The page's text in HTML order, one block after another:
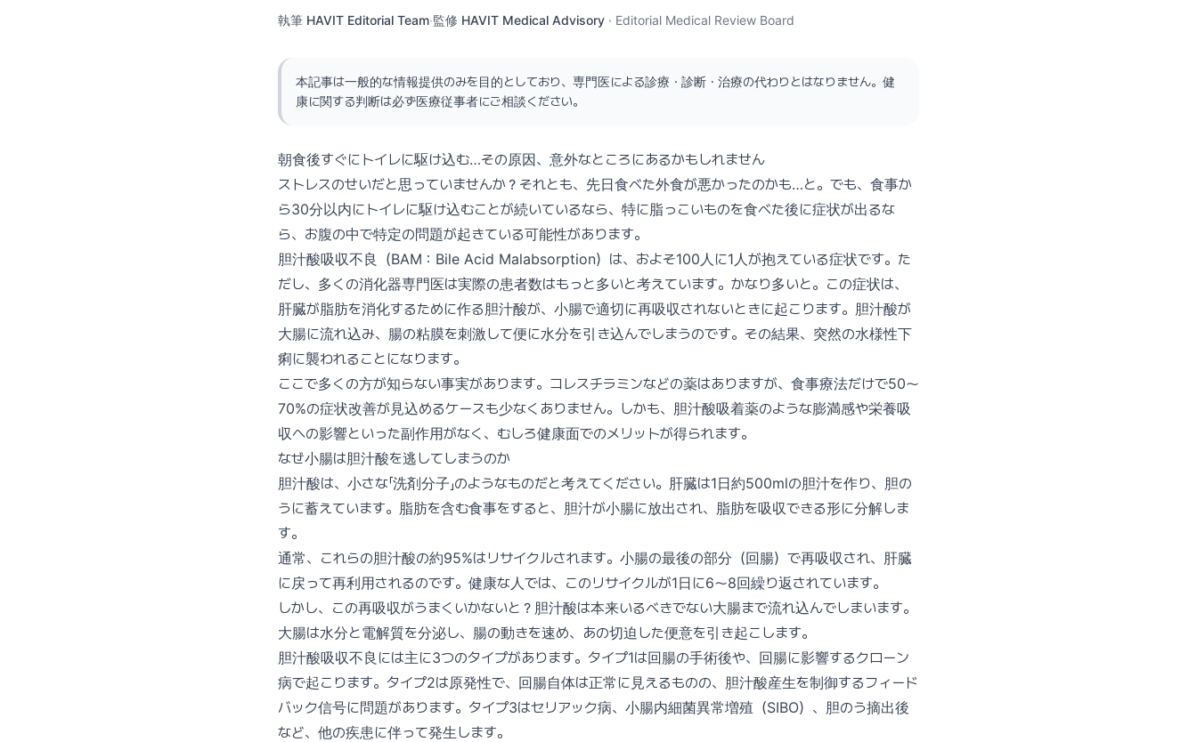
執筆 HAVIT Editorial Team·監修 HAVIT Medical Advisory · Editorial Medical Review Board
本記事は一般的な情報提供のみを目的としており、専門医による診療・診断・治療の代わりとはなりません。健
康に関する判断は必ず医療従事者にご相談ください。
朝食後すぐにトイレに駆け込む…その原因、意外なところにあるかもしれません
ストレスのせいだと思っていませんか？それとも、先日食べた外食が悪かったのかも…と。でも、食事か
ら30分以内にトイレに駆け込むことが続いているなら、特に脂っこいものを食べた後に症状が出るな
ら、お腹の中で特定の問題が起きている可能性があります。
胆汁酸吸収不良（BAM：Bile Acid Malabsorption）は、およそ100人に1人が抱えている症状です。た
だし、多くの消化器専門医は実際の患者数はもっと多いと考えています。かなり多いと。この症状は、
肝臓が脂肪を消化するために作る胆汁酸が、小腸で適切に再吸収されないときに起こります。胆汁酸が
大腸に流れ込み、腸の粘膜を刺激して便に水分を引き込んでしまうのです。その結果、突然の水様性下
痢に襲われることになります。
ここで多くの方が知らない事実があります。コレスチラミンなどの薬はありますが、食事療法だけで50〜
70%の症状改善が見込めるケースも少なくありません。しかも、胆汁酸吸着薬のような膨満感や栄養吸
収への影響といった副作用がなく、むしろ健康面でのメリットが得られます。
なぜ小腸は胆汁酸を逃してしまうのか
胆汁酸は、小さな「洗剤分子」のようなものだと考えてください。肝臓は1日約500mlの胆汁を作り、胆の
うに蓄えています。脂肪を含む食事をすると、胆汁が小腸に放出され、脂肪を吸収できる形に分解しま
す。
通常、これらの胆汁酸の約95%はリサイクルされます。小腸の最後の部分（回腸）で再吸収され、肝臓
に戻って再利用されるのです。健康な人では、このリサイクルが1日に6〜8回繰り返されています。
しかし、この再吸収がうまくいかないと？胆汁酸は本来いるべきでない大腸まで流れ込んでしまいます。
大腸は水分と電解質を分泌し、腸の動きを速め、あの切迫した便意を引き起こします。
胆汁酸吸収不良には主に3つのタイプがあります。タイプ1は回腸の手術後や、回腸に影響するクローン
病で起こります。タイプ2は原発性で、回腸自体は正常に見えるものの、胆汁酸産生を制御するフィード
バック信号に問題があります。タイプ3はセリアック病、小腸内細菌異常増殖（SIBO）、胆のう摘出後
など、他の疾患に伴って発生します。